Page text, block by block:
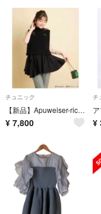
チュニック
【新品】Apuweiser-riche ショートニットアシメチュニック
¥ 7,800
チ
¥